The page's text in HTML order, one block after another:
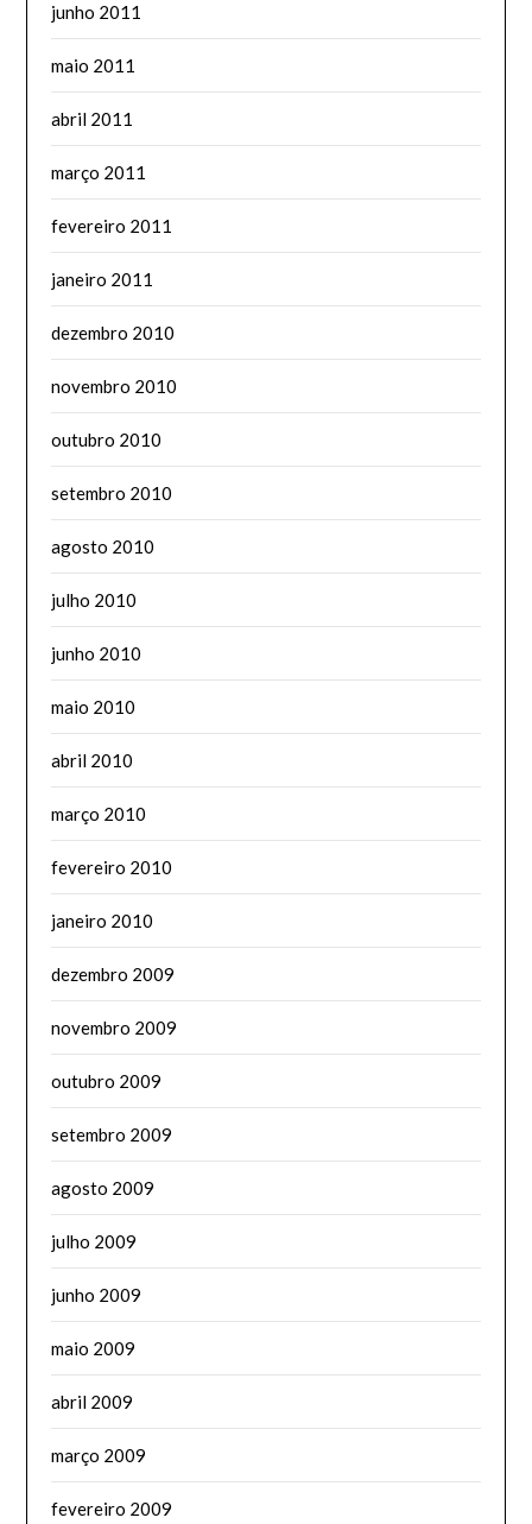
junho 2011
maio 2011
abril 2011
março 2011
fevereiro 2011
janeiro 2011
dezembro 2010
novembro 2010
outubro 2010
setembro 2010
agosto 2010
julho 2010
junho 2010
maio 2010
abril 2010
março 2010
fevereiro 2010
janeiro 2010
dezembro 2009
novembro 2009
outubro 2009
setembro 2009
agosto 2009
julho 2009
junho 2009
maio 2009
abril 2009
março 2009
fevereiro 2009